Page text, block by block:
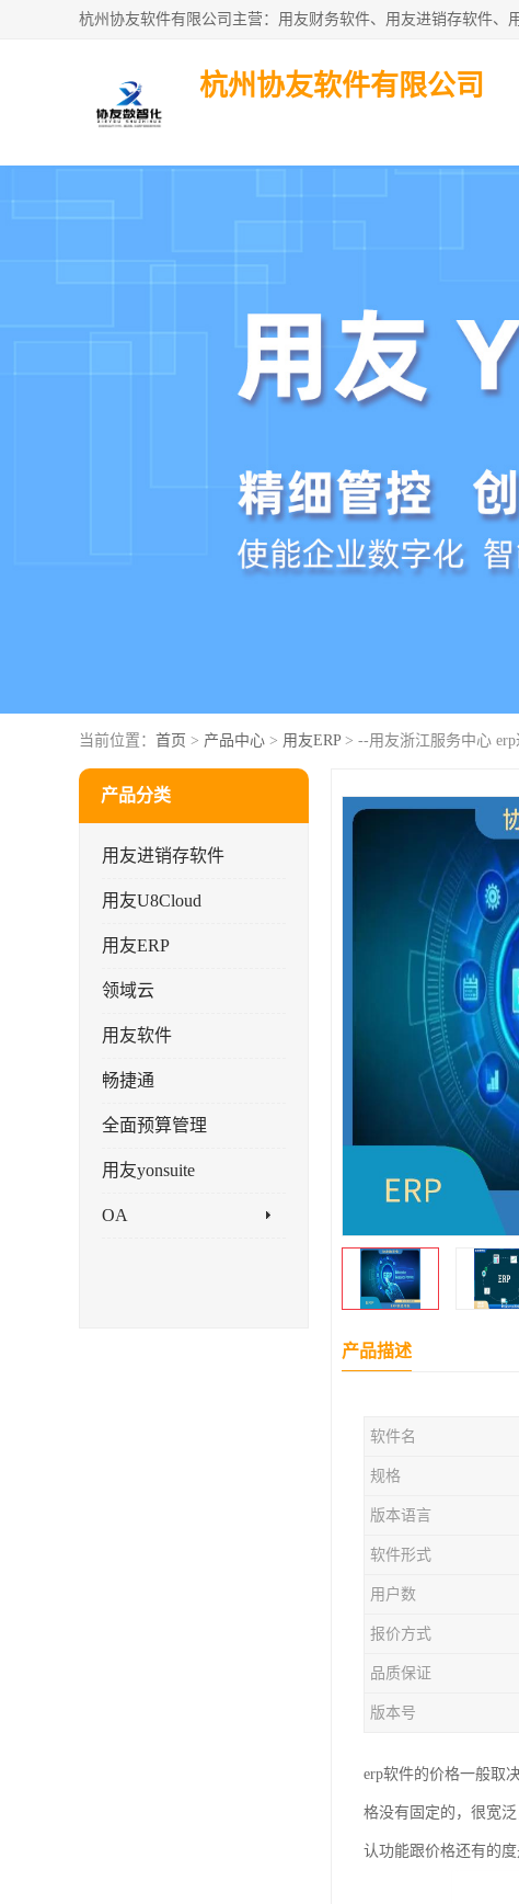
杭州协友软件有限公司
当前位置： 首页 > 产品中心 > 用友ERP > --用友浙江服务中心
产品分类
用友进销存软件
用友U8Cloud
用友ERP
领域云
用友软件
畅捷通
全面预算管理
用友yonsuite
OA
产品描述
软件名
规格
版本语言
软件形式
用户数
报价方式
品质保证
版本号
erp软件的价格一般取
格没有固定的，很宽
认功能跟价格还有的